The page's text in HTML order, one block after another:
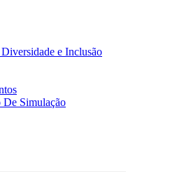
e Inclusão
Simulação